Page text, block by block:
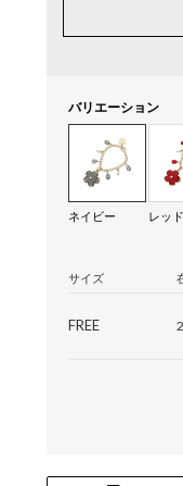
バリエーション
ネイビー レッド
サイズ
FREE